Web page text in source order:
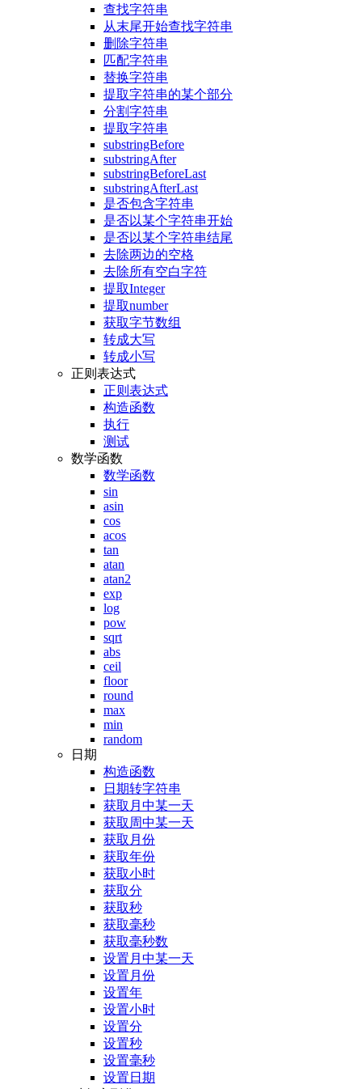
查找字符串
从末尾开始查找字符串
删除字符串
匹配字符串
替换字符串
提取字符串的某个部分
分割字符串
提取字符串
substringBefore
substringAfter
substringBeforeLast
substringAfterLast
是否包含字符串
是否以某个字符串开始
是否以某个字符串结尾
去除两边的空格
去除所有空白字符
提取Integer
提取number
获取字节数组
转成大写
转成小写
正则表达式
正则表达式
构造函数
执行
测试
数学函数
数学函数
sin
asin
cos
acos
tan
atan
atan2
exp
log
pow
sqrt
abs
ceil
floor
round
max
min
random
日期
构造函数
日期转字符串
获取月中某一天
获取周中某一天
获取月份
获取年份
获取小时
获取分
获取秒
获取毫秒
获取毫秒数
设置月中某一天
设置月份
设置年
设置小时
设置分
设置秒
设置毫秒
设置日期